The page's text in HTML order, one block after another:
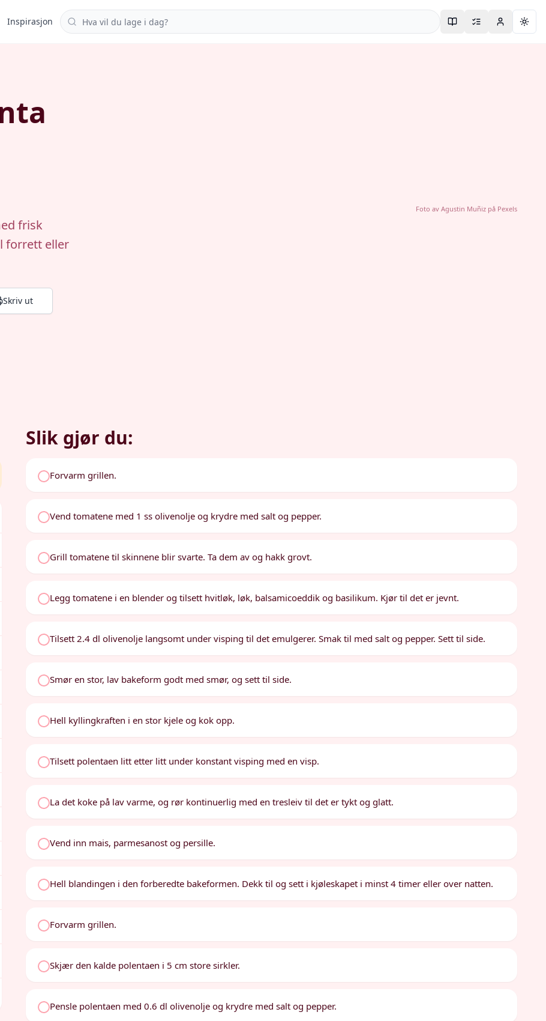
Inspirasjon Søk i oppskrifter
frisk
forrett eller
Skriv ut
Foto av Agustin Muñizpå Pexels
Slik gjør du:
Forvarm grillen.
Vend tomatene med 1 ss olivenolje og krydre med salt og pepper.
Grill tomatene til skinnene blir svarte. Ta dem av og hakk grovt.
Legg tomatene i en blender og tilsett hvitløk, løk, balsamicoeddik og basilikum. Kjør til det er jevnt.
Tilsett 2.4 dl olivenolje langsomt under visping til det emulgerer. Smak til med salt og pepper. Sett til side.
Smør en stor, lav bakeform godt med smør, og sett til side.
Hell kyllingkraften i en stor kjele og kok opp.
Tilsett polentaen litt etter litt under konstant visping med en visp.
La det koke på lav varme, og rør kontinuerlig med en tresleiv til det er tykt og glatt.
Vend inn mais, parmesanost og persille.
Hell blandingen i den forberedte bakeformen. Dekk til og sett i kjøleskapet i minst 4 timer eller over natten.
Forvarm grillen.
Skjær den kalde polentaen i 5 cm store sirkler.
Pensle polentaen med 0.6 dl olivenolje og krydre med salt og pepper.